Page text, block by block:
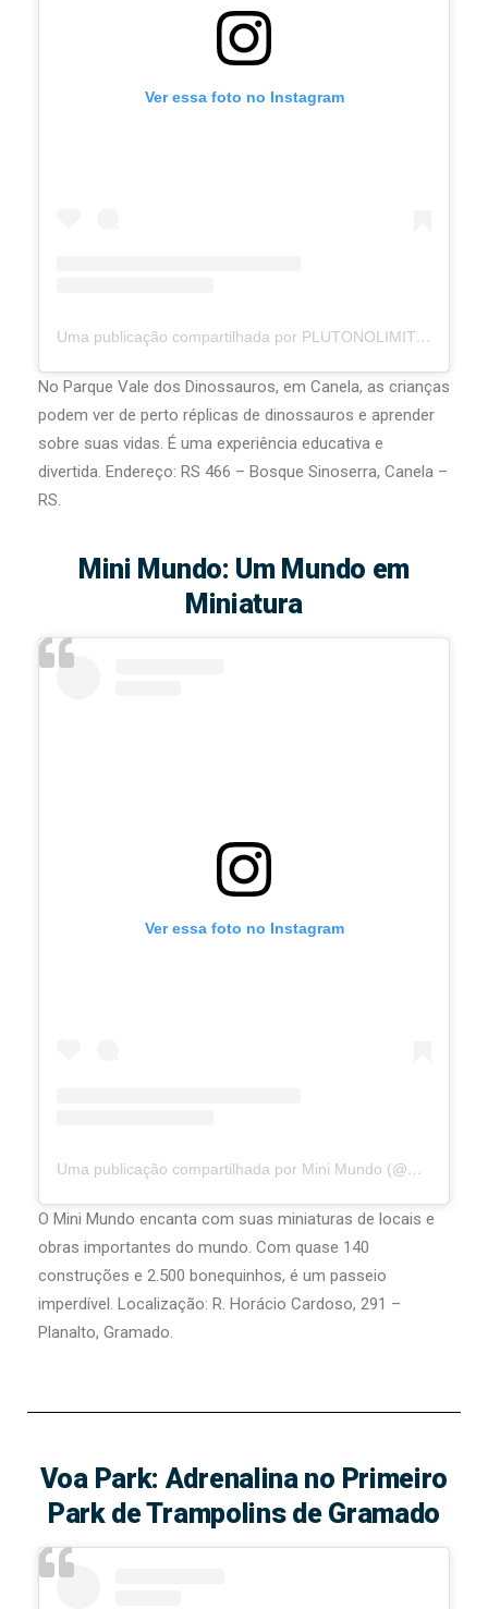
Ver essa foto no Instagram
Uma publicação compartilhada por PLUTONOLIMITE ✈️ (@plutonolimite)
No Parque Vale dos Dinossauros, em Canela, as crianças
podem ver de perto réplicas de dinossauros e aprender
sobre suas vidas. É uma experiência educativa e
divertida. Endereço: RS 466 – Bosque Sinoserra, Canela –
RS.
Mini Mundo: Um Mundo em
Miniatura
Ver essa foto no Instagram
Uma publicação compartilhada por Mini Mundo (@minimundogramado)
O Mini Mundo encanta com suas miniaturas de locais e
obras importantes do mundo. Com quase 140
construções e 2.500 bonequinhos, é um passeio
imperdível. Localização: R. Horácio Cardoso, 291 –
Planalto, Gramado.
Voa Park: Adrenalina no Primeiro
Park de Trampolins de Gramado